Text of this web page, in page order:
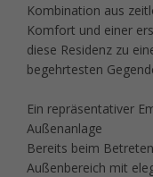
Kombination aus
Komfort und einer
diese Residenz zu
begehrtesten
Ein repräsentativer
Außenanlage
Bereits beim
Außenbereich mit